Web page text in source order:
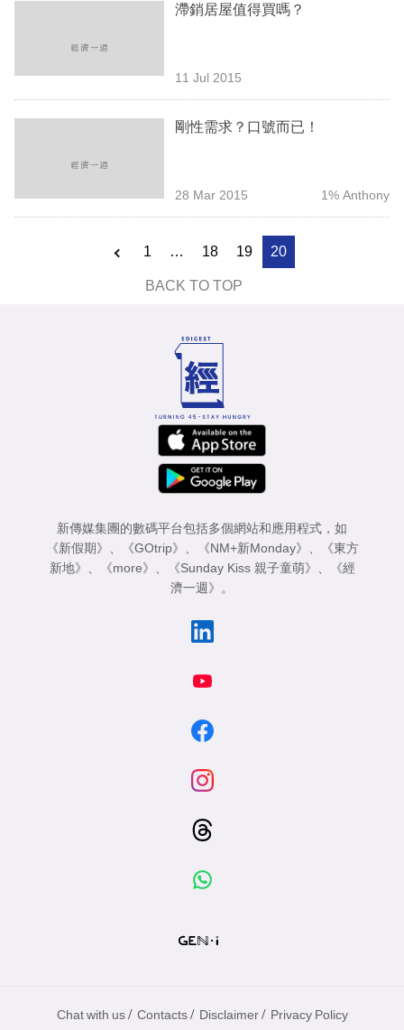
滯銷居屋值得買嗎？
11 Jul 2015
剛性需求？口號而已！
28 Mar 2015 1% Anthony
1 … 18 19 20
BACK TO TOP
新傳媒集團的數碼平台包括多個網站和應用程式，如
《新假期》
《GOtrip》 《NM+新Monday》
《東方
新地》
《more》 《Sunday Kiss 親子童萌》
《經
濟一週》
。
Chat with us / Contacts / Disclaimer / Privacy Policy